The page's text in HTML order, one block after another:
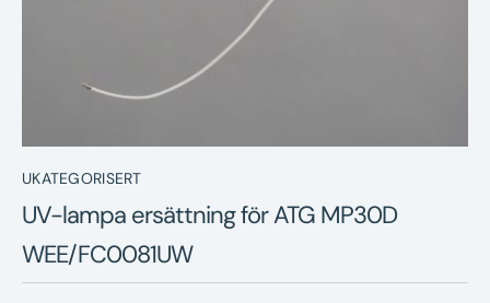
Kontakt
UKATEGORISERT
UV-lampa ersättning för ATG MP30D
WEE/FC0081UW